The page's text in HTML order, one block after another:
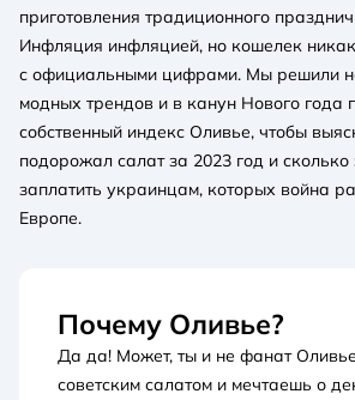
приготовления традиционного
Инфляция инфляцией, но кошелек
с официальными цифрами. Мы решили
модных трендов и в канун Нового года
собственный индекс Оливье, чтобы
подорожал салат за 2023 год и сколько
заплатить украинцам, которых война
Европе.
Почему Оливье?
Да да! Может, ты и не фанат
советским салатом и мечтаешь о